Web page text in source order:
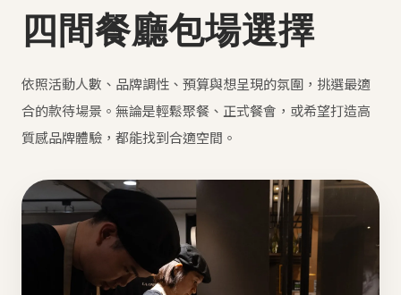
四間餐廳包場選擇
依照活動人數、品牌調性、預算與想呈現的氛圍，挑選最適
合的款待場景。無論是輕鬆聚餐、正式餐會，或希望打造高
質感品牌體驗，都能找到合適空間。